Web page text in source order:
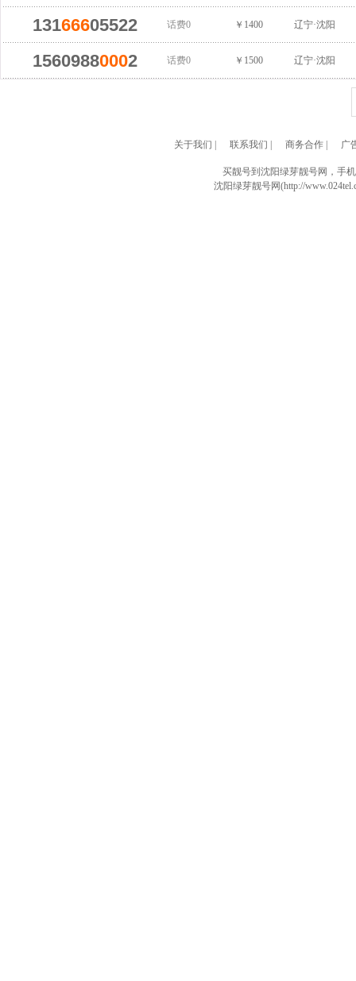
13166605522 话费0 ￥1400 辽宁·沈阳
15609880002 话费0 ￥1500 辽宁·沈阳
关于我们 联系我们 商务合作| 广
买靓号到沈阳绿芽靓号网，手
沈阳绿芽靓号网(http://